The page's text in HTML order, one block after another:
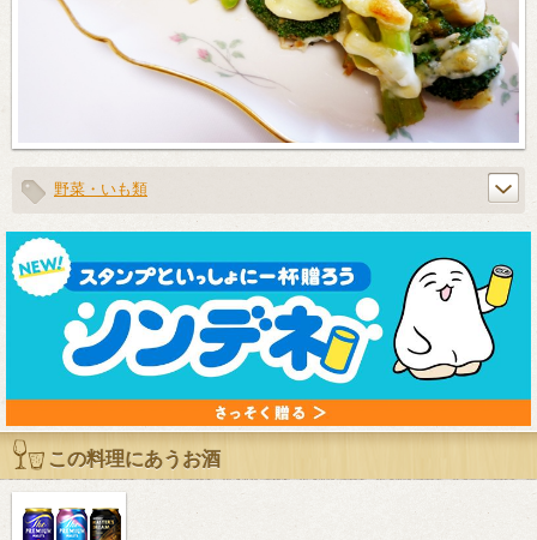
野菜・いも類
この料理にあうお酒